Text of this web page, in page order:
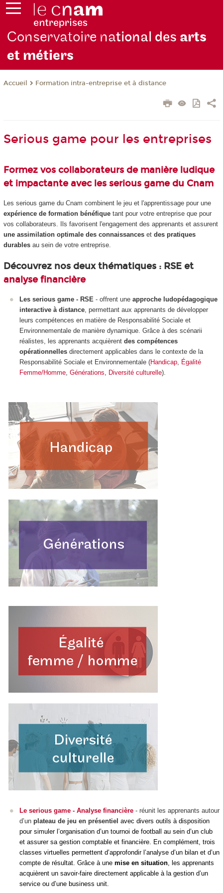
Conservatoire national des arts
et métiers
Accueil Formation intra-entreprise et à distance
Serious game pour les entreprises
Formez vos collaborateurs de manière ludique
et impactante avec les serious game du Cnam
Les serious game du Cnam combinent le jeu et l'apprentissage pour une
expérience de formation bénéfiquetant pour votre entreprise que pour
vos collaborateurs. Ils favorisent l'engagement des apprenants et assurent
une assimilation optimale des connaissanceset des pratiques
durablesau sein de votre entreprise.
Découvrez nos deux thématiques : RSE et
analyse financière
Les serious game - RSE - offrent une approche ludopédagogique
interactive à distance , permettant aux apprenants de développer
leurs compétences en matière de Responsabilité Sociale et
Environnementale de manière dynamique. Grâce à des scénarii
réalistes, les apprenants acquièrent des compétences
opérationnelles directement applicables dans le contexte de la
Responsabilité Sociale et Environnementale (Handicap Égalité
Femme/Homme Générations Diversité culturelle).
Le serious game - Analyse financière - réunit les apprenants autour
d’un plateau de jeu en présentiel avec divers outils à disposition
pour simuler l’organisation d’un tournoi de football au sein d’un club
et assurer sa gestion comptable et financière. En complément, trois
classes virtuelles permettent d’approfondir l’analyse d’un bilan et d’un
compte de résultat. Grâce à une mise en situation , les apprenants
acquièrent un savoir-faire directement applicable à la gestion d’un
service ou d’une business unit.